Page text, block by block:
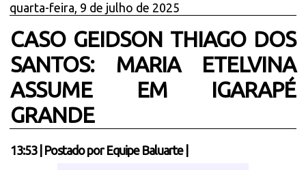
quarta-feira, 9 de julho de 2025
CASO GEIDSON THIAGO DOS
SANTOS: MARIA ETELVINA
ASSUME EM IGARAPÉ
GRANDE
13:53| Postado por Equipe Baluarte